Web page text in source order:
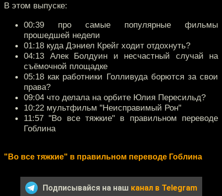
В этом выпуске:
00:39 про самые популярные фильмы
прошедшей недели
01:18 куда Дэниел Крейг ходит отдохнуть?
04:13 Алек Болдуин и несчастный случай на
съёмочной площадке
05:18 как работники Голливуда борются за свои
права?
09:04 что делала на орбите Юлия Пересильд?
10:22 мультфильм "Неисправимый Рон"
11:57 "Во все тяжкие" в правильном переводе
Гоблина
"Во все тяжкие" в правильном переводе Гоблина
Подписывайся на наш канал в Telegram